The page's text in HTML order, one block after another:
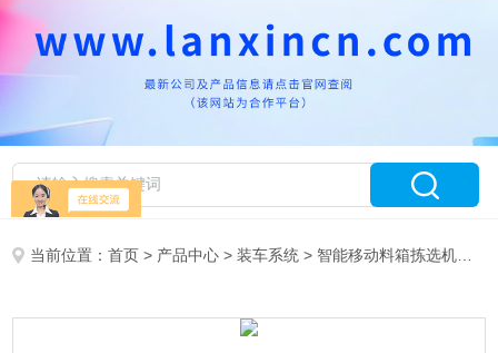
当前位置：首页 > 产品中心 >装车系统 > 智能移动料箱拣选机器人